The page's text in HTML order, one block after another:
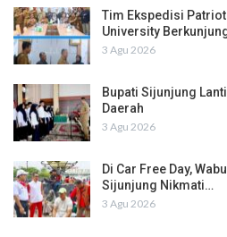
Tim Ekspedisi Patriot
University
3 Agu 2026
Bupati Sijunjung
Daerah
3 Agu 2026
Di Car Free Day,
Sijunjung Nikmati…
3 Agu 2026